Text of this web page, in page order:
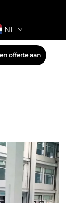
NL
offerte aan